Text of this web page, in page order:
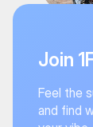
Join
Feel the
and find